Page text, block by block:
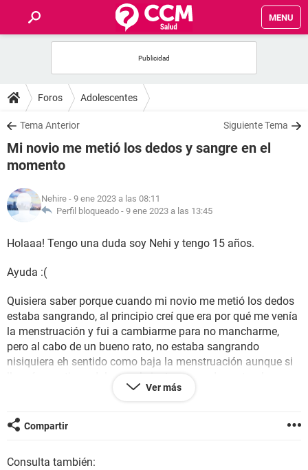
MENU
FOROS
SALUD
NUTRICIÓN
GLOSARIO
Foros Adolescentes
Tema Anterior Siguiente Tema
Mi novio me metió los dedos y sangre en el
momento
Nehire - 9 ene 2023 a las 08:11
Perfil bloqueado - 9 ene 2023 a las 13:45
Holaaa! Tengo una duda soy Nehi y tengo 15 años.
Ayuda :(
Quisiera saber porque cuando mi novio me metió los dedos
estaba sangrando, al principio creí que era por qué me venía
la menstruación y fui a cambiarme para no mancharme,
pero al cabo de un bueno rato, no estaba sangrando
nisiquiera eh sentido como baja la menstruación aunque si
llegué a sentir un dolor en el vientre como de costumbre
cuando me baja el periodo, pero no eh manchado la toalla,
Ver más
Compartir
Consulta también: